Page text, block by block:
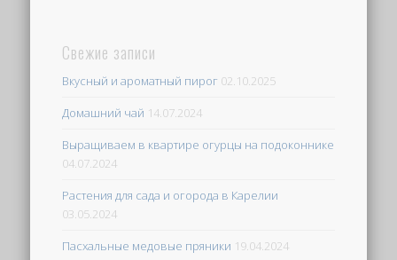
Свежие записи
Вкусный и ароматный пирог 02.10.2025
Домашний чай 14.07.2024
Выращиваем в квартире огурцы на подоконнике
04.07.2024
Растения для сада и огорода в Карелии
03.05.2024
Пасхальные медовые пряники 19.04.2024